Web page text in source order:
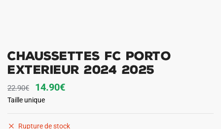
Chaussettes FC Porto
Exterieur 2024 2025
22.90€
Le
prix
14.90€Le
Taille unique
Rupture de stock